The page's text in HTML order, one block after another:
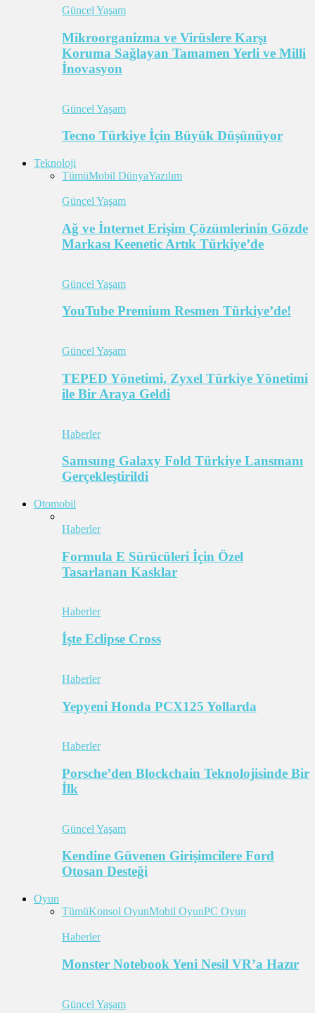
Güncel Yaşam
Mikroorganizma ve Virüslere Karşı
Koruma Sağlayan Tamamen Yerli ve Milli
İnovasyon
Güncel Yaşam
Tecno Türkiye İçin Büyük Düşünüyor
Teknoloji
TümüMobil DünyaYazılım
Güncel Yaşam
Ağ ve İnternet Erişim Çözümlerinin Gözde
Markası Keenetic Artık Türkiye’de
Güncel Yaşam
YouTube Premium Resmen Türkiye’de!
Güncel Yaşam
TEPED Yönetimi, Zyxel Türkiye Yönetimi
ile Bir Araya Geldi
Haberler
Samsung Galaxy Fold Türkiye Lansmanı
Gerçekleştirildi
Otomobil
Haberler
Formula E Sürücüleri İçin Özel
Tasarlanan Kasklar
Haberler
İşte Eclipse Cross
Haberler
Yepyeni Honda PCX125 Yollarda
Haberler
Porsche’den Blockchain Teknolojisinde Bir
İlk
Güncel Yaşam
Kendine Güvenen Girişimcilere Ford
Otosan Desteği
Oyun
TümüKonsol OyunMobil OyunPC Oyun
Haberler
Monster Notebook Yeni Nesil VR’a Hazır
Güncel Yaşam